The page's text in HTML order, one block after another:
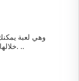
خلالها إنشاء الحرف اليدوية الخاصة بك دون حدود. ..